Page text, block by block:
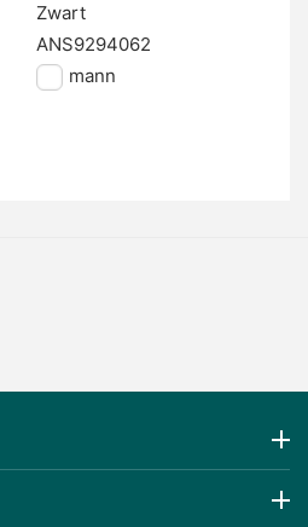
Zwart
ANS9294062
Ansmann